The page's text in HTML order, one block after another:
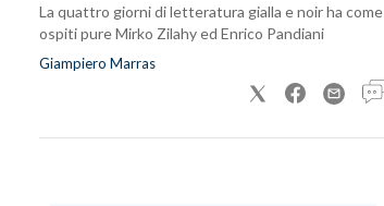
La quattro giorni di letteratura gialla e noir ha come
ospiti pure Mirko Zilahy ed Enrico Pandiani
Giampiero Marras